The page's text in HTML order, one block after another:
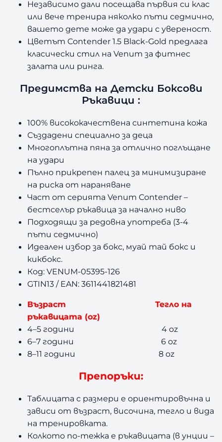
Независимо дали посещава първия си клас
или вече тренира няколко пъти седмично,
вашето дете може да удари с увереност.
Цветът Contender 1.5 Black-Gold предлага
класически стил на Venum за фитнес
залата или ринга.
Предимства на Детски Боксови
Ръкавици :
100% висококачествена синтетина кожа
Създадени специално за деца
Многоплътна пяна за отлично поглъщане
на удари
Пълно прикрепен палец за минимизиране
на риска от нараняване
Част от серията Venum Contender –
бестселър ръкавица за начално ниво
Подходящи за редовна употреба (3-4
пъти седмично)
Идеален избор за бокс, муай тай бокс и
кикбокс.
Код: VENUM-05395-126
GTIN13 / EAN: 3611441821481
Възраст Тегло на
ръкавицата (oz)
4–5години 4oz
6–7години 6oz
8–11години 8oz
Препоръки:
Таблицата с размери е ориентировъчна и
зависи от възраст, височина, тегло и вида
на тренировката.
Колкото по-тежка е ръкавицата (в унции–